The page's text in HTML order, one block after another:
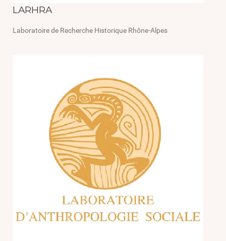
LARHRA
Laboratoire de Recherche Historique Rhône-Alpes